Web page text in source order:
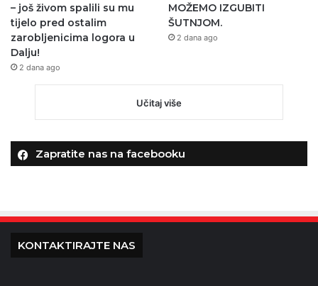
– još živom spalili su mu
tijelo pred ostalim
zarobljenicima logora u
Dalju!
2 dana ago
MOŽEMO IZGUBITI
ŠUTNJOM.
2 dana ago
Učitaj više
Zapratite nas na facebooku
KONTAKTIRAJTE NAS